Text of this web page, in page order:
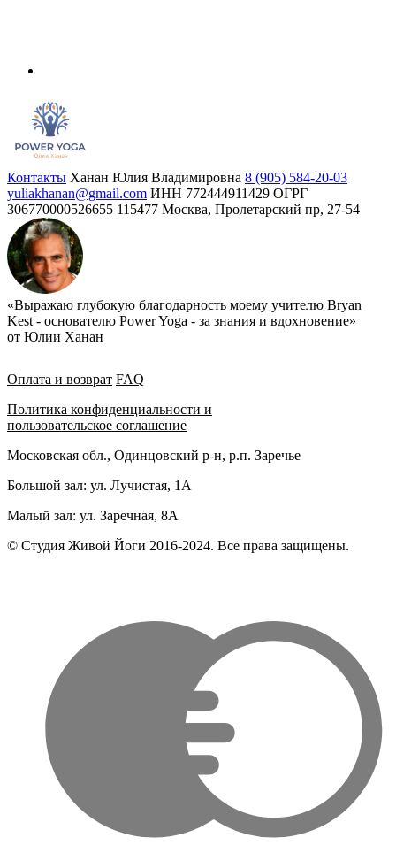
Контакты Ханан Юлия Владимировна 8 (905) 584-20-03
yuliakhanan@gmail.com ИНН 772444911429 ОГРГ
306770000526655 115477 Москва, Пролетарский пр, 27-54
«Выражаю глубокую благодарность моему учителю Bryan
Kest - основателю Power Yoga - за знания и вдохновение»
от Юлии Ханан
Оплата и возврат FAQ
Политика конфиденциальности и
пользовательское соглашение
Московская обл., Одинцовский р-н, р.п. Заречье
Большой зал: ул. Лучистая, 1А
Малый зал: ул. Заречная, 8А
© Студия Живой Йоги 2016-2024. Все права защищены.